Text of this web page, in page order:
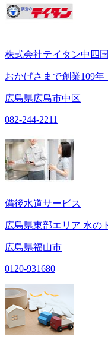
株式会社テイタン中四国
おかげさまで創業109年
広島県広島市中区
082-244-2211
備後水道サービス
広島県東部エリア 水の
広島県福山市
0120-931680